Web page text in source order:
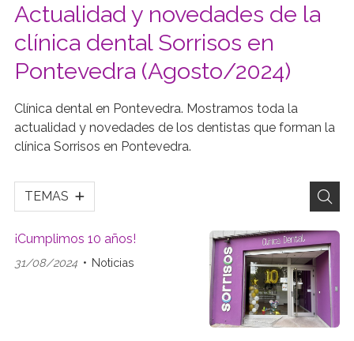
Actualidad y novedades de la
clínica dental Sorrisos en
Pontevedra (Agosto/2024)
Clínica dental en Pontevedra. Mostramos toda la
actualidad y novedades de los dentistas que forman la
clínica Sorrisos en Pontevedra.
TEMAS
¡Cumplimos 10 años!
31/08/2024 Noticias